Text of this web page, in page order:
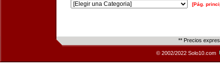
[Pág.
** Precios
© 2002/2022 Solo10.com